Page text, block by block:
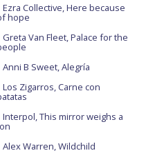
Ezra Collective, Here because
hope
Greta Van Fleet, Palace for the
Anni B Sweet, Alegría
Los Zigarros, Carne con
Interpol, This mirror weighs a
Alex Warren, Wildchild